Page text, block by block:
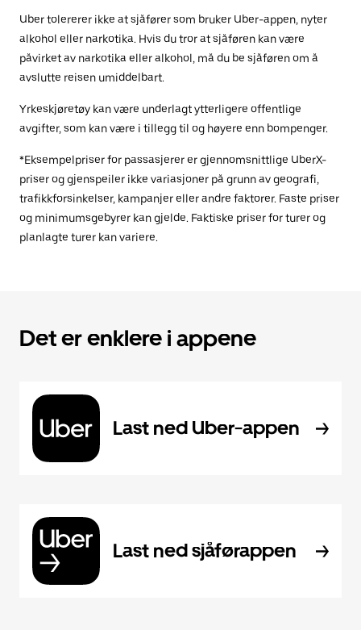
Uber tolererer ikke at sjåfører som bruker Uber-appen, nyter
alkohol eller narkotika. Hvis du tror at sjåføren kan være
påvirket av narkotika eller alkohol, må du be sjåføren om å
avslutte reisen umiddelbart.
Yrkeskjøretøy kan være underlagt ytterligere offentlige
avgifter, som kan være i tillegg til og høyere enn bompenger.
*Eksempelpriser for passasjerer er gjennomsnittlige UberX-
priser og gjenspeiler ikke variasjoner på grunn av geografi,
trafikkforsinkelser, kampanjer eller andre faktorer. Faste priser
og minimumsgebyrer kan gjelde. Faktiske priser for turer og
planlagte turer kan variere.
Det er enklere i appene
Last ned Uber-appen
Last ned sjåførappen